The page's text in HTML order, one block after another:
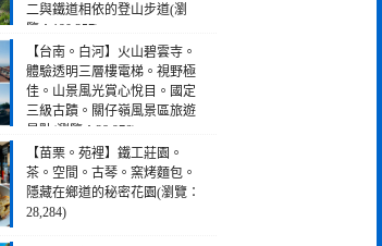
二與鐵道相依的登山步道(瀏
覽：190,257)
【台南。白河】火山碧雲寺。
體驗透明三層樓電梯。視野極
佳。山景風光賞心悅目。國定
三級古蹟。關仔嶺風景區旅遊
景點(瀏覽：28,976)
【苗栗。苑裡】鐵工莊園。
茶。空間。古琴。窯烤麵包。
隱藏在鄉道的秘密花園(瀏覽：
28,284)